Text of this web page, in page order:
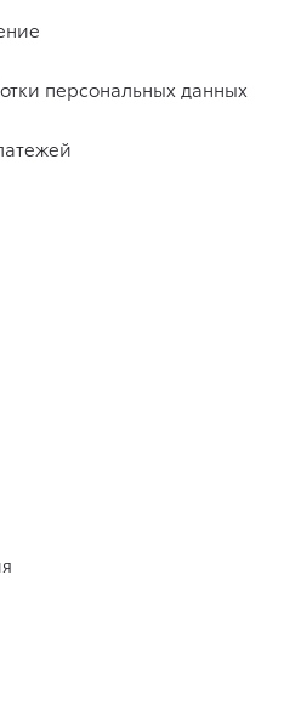
персональных данных